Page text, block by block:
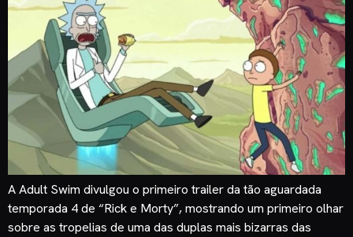
A Adult Swim divulgou o primeiro trailer da tão aguardada
temporada 4 de “Rick e Morty”, mostrando um primeiro olhar
sobre as tropelias de uma das duplas mais bizarras das